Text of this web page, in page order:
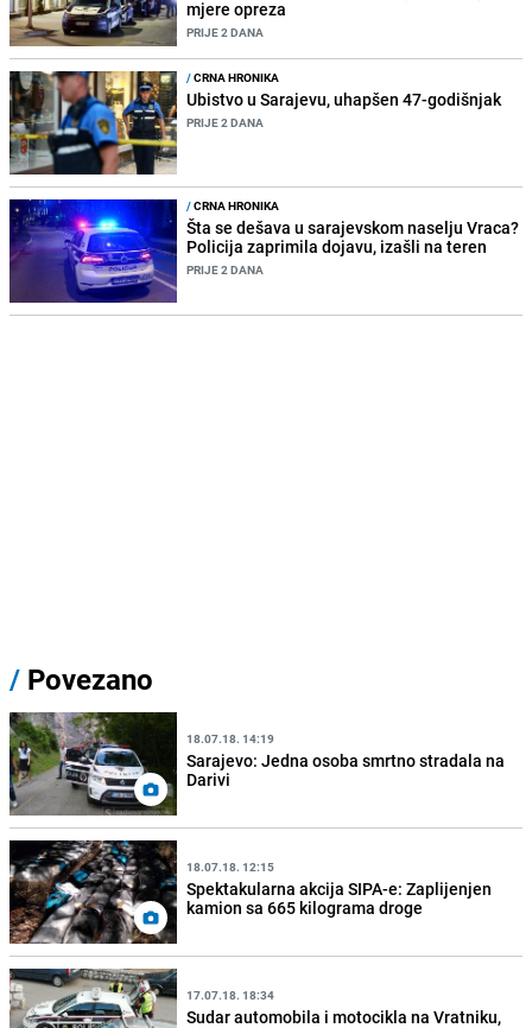
mjere opreza
PRIJE 2 DANA
/CRNA HRONIKA
Ubistvo u Sarajevu, uhapšen 47-godišnjak
PRIJE 2 DANA
/CRNA HRONIKA
Šta se dešava u sarajevskom naselju Vraca?
Policija zaprimila dojavu, izašli na teren
PRIJE 2 DANA
/ Povezano
18.07.18. 14:19
Sarajevo: Jedna osoba smrtno stradala na
Darivi
18.07.18. 12:15
Spektakularna akcija SIPA-e: Zaplijenjen
kamion sa 665 kilograma droge
17.07.18. 18:34
Sudar automobila i motocikla na Vratniku,